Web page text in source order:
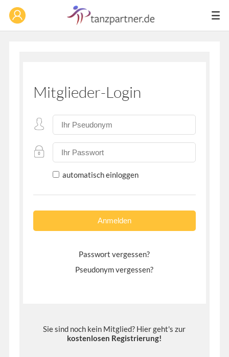
Mitglieder-Login
automatisch einloggen
Passwort vergessen?
Pseudonym vergessen?
Sie sind noch kein Mitglied? Hier geht's zur
kostenlosen Registrierung!